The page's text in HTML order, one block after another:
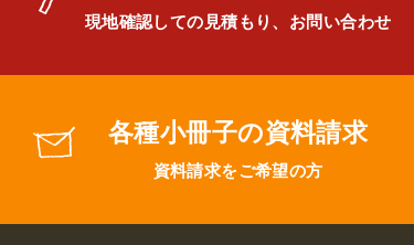
現地確認しての見積もり、お問い合わせ
各種小冊子の資料請求
資料請求をご希望の方